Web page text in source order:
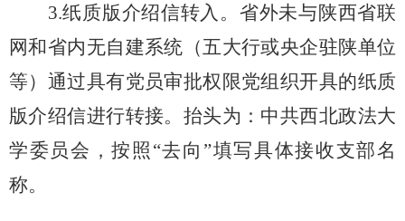
3.纸质版介绍信转入。省外未与陕西省联
网和省内无自建系统（五大行或央企驻陕单位
等）通过具有党员审批权限党组织开具的纸质
版介绍信进行转接。抬头为：中共西北政法大
学委员会，按照 “去向”填写具体接收支部名
称。